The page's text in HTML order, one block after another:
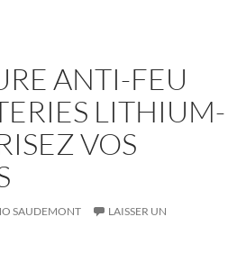
ANTI-FEU
LITHIUM-
VOS
SAUDEMONT
LAISSER UN